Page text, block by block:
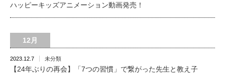
ハッピーキッズアニメーション動画発売！
12月
2023.12.7 未分類
【24年ぶりの再会】「7つの習慣」で繋がった先生と教え子